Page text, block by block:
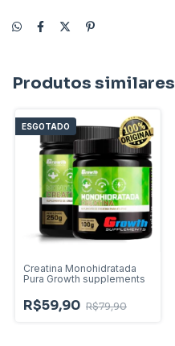
Produtos similares
ESGOTADO
Creatina Monohidratada
Pura Growth supplements
R$59,90 R$79,90